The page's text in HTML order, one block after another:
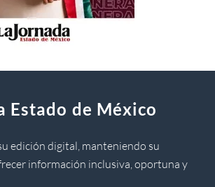
Estado de México
edición digital, manteniendo su
información inclusiva, oportuna y